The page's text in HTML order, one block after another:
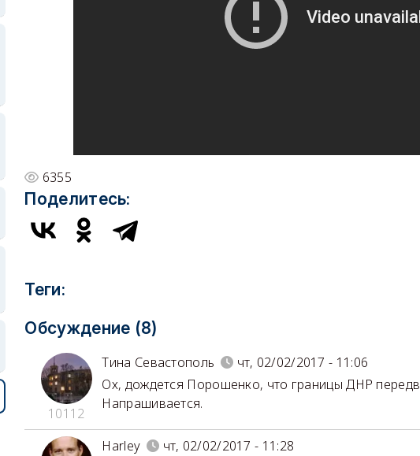
6355
Поделитесь:
Теги:
Обсуждение (8)
10112
Тина Севастополь
чт, 02/02/2017 - 11:06
Ох, дождется Порошенко, что границы ДНР
Напрашивается.
Harley
чт, 02/02/2017 - 11:28